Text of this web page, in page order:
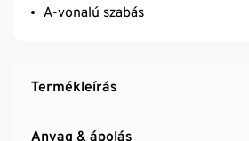
A-vonalú szabás
Termékleírás
Anyag & ápolás